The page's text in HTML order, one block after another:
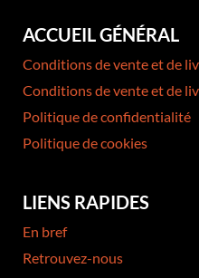
ACCUEIL GÉNÉRAL
Conditions de vente et de
Conditions de vente et de
Politique de confidentialité
Politique de cookies
LIENS RAPIDES
En bref
Retrouvez-nous